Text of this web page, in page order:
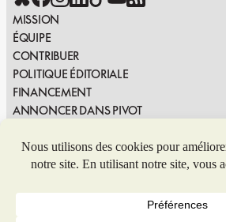
MISSION
ÉQUIPE
CONTRIBUER
POLITIQUE ÉDITORIALE
FINANCEMENT
ANNONCER DANS PIVOT
SIGNALER UNE ERREUR
NOUS JOINDRE